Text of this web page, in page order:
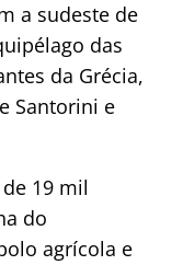
a sudeste de
das
da Grécia,
Santorini e
19 mil
do
agrícola e